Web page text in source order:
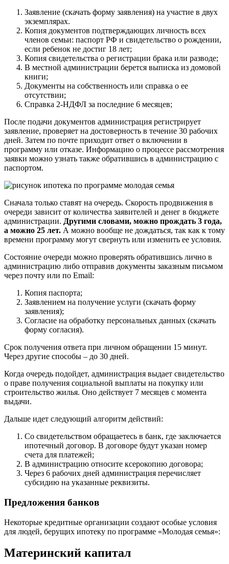
Заявление (скачать форму заявления) на участие в двух
экземплярах.
Копия документов подтверждающих личность всех
членов семьи: паспорт РФ и свидетельство о рождении,
если ребенок не достиг 18 лет;
Копия свидетельства о регистрации брака или разводе;
В местной администрации берется выписка из домовой
книги;
Документы на собственность или справка о ее
отсутствии;
Справка 2-НДФЛ за последние 6 месяцев;
После подачи документов администрация регистрирует
заявление, проверяет на достоверность в течение 30 рабочих
дней. Затем по почте приходит ответ о включении в
программу или отказе. Информацию о процессе рассмотрения
заявки можно узнать также обратившись в администрацию с
паспортом.
Сначала только ставят на очередь. Скорость продвижения в
очереди зависит от количества заявителей и денег в бюджете
администрации. Другими словами, можно прождать 3 года,
а можно 25 лет. А можно вообще не дождаться, так как к тому
времени программу могут свернуть или изменить ее условия.
Состояние очереди можно проверять обратившись лично в
администрацию либо отправив документы заказным письмом
через почту или по Email:
Копия паспорта;
Заявлением на получение услуги (скачать форму
заявления);
Согласие на обработку персональных данных (скачать
форму согласия).
Срок получения ответа при личном обращении 15 минут.
Через другие способы – до 30 дней.
Когда очередь подойдет, администрация выдает свидетельство
о праве получения социальной выплаты на покупку или
строительство жилья. Оно действует 7 месяцев с момента
выдачи.
Дальше идет следующий алгоритм действий:
Со свидетельством обращаетесь в банк, где заключается
ипотечный договор. В договоре будут указан номер
счета для платежей;
В администрацию относите ксерокопию договора;
Через 6 рабочих дней администрация перечисляет
субсидию на указанные реквизиты.
Предложения банков
Некоторые кредитные организации создают особые условия
для людей, берущих ипотеку по программе «Молодая семья»:
Материнский капитал